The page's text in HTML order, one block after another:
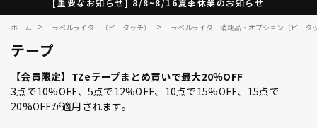
[重要なお知らせ] 8/8~8/16夏季休業のお知らせ
ホーム > ラベルライター（ピータッチ） > ラベルライター消耗品・オプション（ピータ
テープ
【会員限定】TZeテープまとめ買いで最大20％OFF
3点で10%OFF、5点で12%OFF、10点で15%OFF、15点で
20%OFFが適用されます。